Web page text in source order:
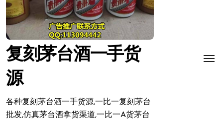
复刻茅台酒一手货
源
各种复刻茅台酒一手货源,一比一复刻茅台
批发,仿真茅台酒拿货渠道,一比一A货茅台